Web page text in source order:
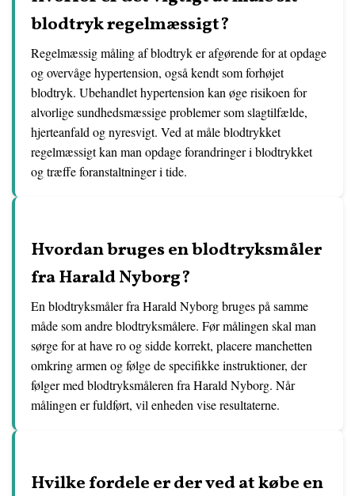
blodtryk regelmæssigt?
Regelmæssig måling af blodtryk er afgørende for at opdage
og overvåge hypertension, også kendt som forhøjet
blodtryk. Ubehandlet hypertension kan øge risikoen for
alvorlige sundhedsmæssige problemer som slagtilfælde,
hjerteanfald og nyresvigt. Ved at måle blodtrykket
regelmæssigt kan man opdage forandringer i blodtrykket
og træffe foranstaltninger i tide.
Hvordan bruges en blodtryksmåler
fra Harald Nyborg?
En blodtryksmåler fra Harald Nyborg bruges på samme
måde som andre blodtryksmålere. Før målingen skal man
sørge for at have ro og sidde korrekt, placere manchetten
omkring armen og følge de specifikke instruktioner, der
følger med blodtryksmåleren fra Harald Nyborg. Når
målingen er fuldført, vil enheden vise resultaterne.
Hvilke fordele er der ved at købe en